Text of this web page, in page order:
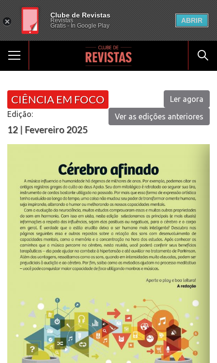
CIÊNCIA EM FOCO
Edição:
12 | Fevereiro 2025
Ler agora
Ver as edições anteriores
Clube de Revistas
Revistas
Gratis - In Google Play
ABRIR